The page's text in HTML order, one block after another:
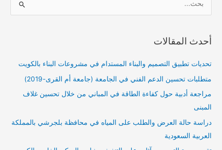
ح
:
أحدث المقالات
تحديات تطبيق التصميم والبناء المستدام في مشروعات البناء بالكويت
متطلبات تحسين الدعم الفني في الجامعة (جامعة أم القرى-2019)
مراجعة أدبية حول كفاءة الطاقة في المباني من خلال تحسين غلاف
المبنى
دراسة حالة العرض والطلب على المياه في محافظة بلجرشي بالمملكة
العربية السعودية